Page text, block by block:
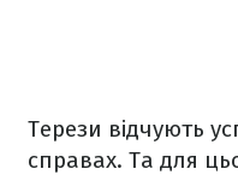
Терези відчують
справах. Та для